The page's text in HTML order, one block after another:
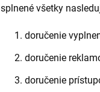
splnené všetky
doručenie
doručenie
doručenie